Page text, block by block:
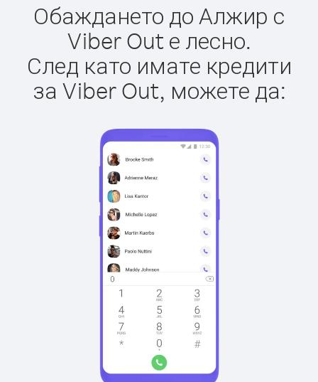
Обаждането до Алжир с
Viber Out е лесно.
След като имате кредити
за Viber Out, можете да: